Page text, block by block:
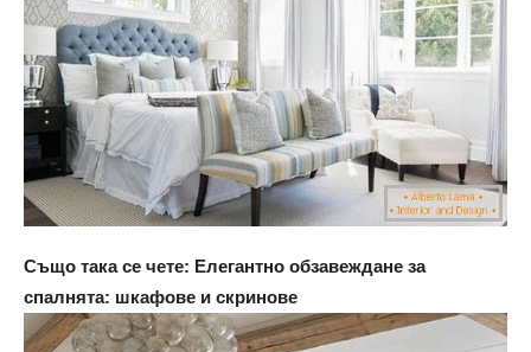
Също така се чете: Елегантно обзавеждане за
спалнята: шкафове и скринове